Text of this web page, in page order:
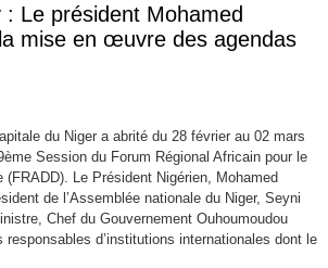
Le président Mohamed
mise en œuvre des agendas
du Niger a abrité du 28 février au 02 mars
Session du Forum Régional Africain pour le
(FRADD). Le Président Nigérien, Mohamed
de l’Assemblée nationale du Niger, Seyni
Chef du Gouvernement Ouhoumoudou
responsables d’institutions internationales dont le